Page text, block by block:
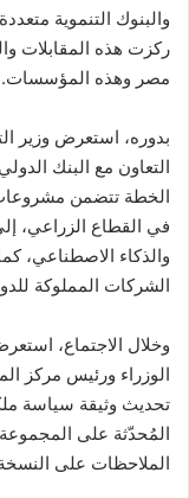
والبنوك التنموية
ركزت هذه المقابلات
مصر وهذه المؤسسات.
بدوره، استعرض وزير
التعاون مع البنك
الخطة تتضمن
في القطاع الزراعي،
والذكاء الاصطناعي،
الشركات المملوكة
وخلال الاجتماع،
الوزراء ورئيس مركز
تحديث وثيقة سياسة
المُحدّثة على المجموعة
الملاحظات على